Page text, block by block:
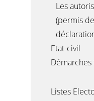
Les
(permis
Etat-civil
Listes